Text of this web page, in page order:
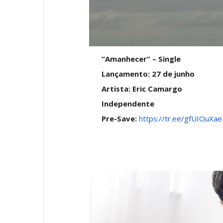
“Amanhecer” – Single
Lançamento: 27 de junho
Artista: Eric Camargo
Independente
Pre-Save:https://tr.ee/